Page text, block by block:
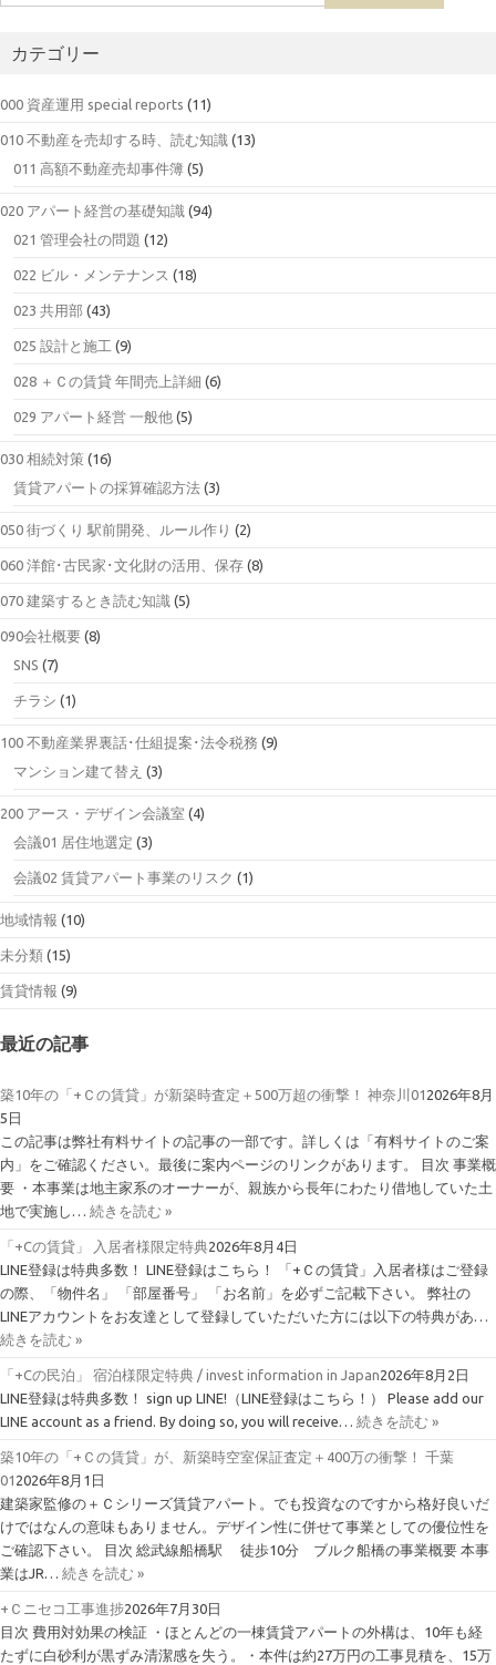
カテゴリー
000 資産運用 special reports (11)
010 不動産を売却する時、読む知識 (13)
011 高額不動産売却事件簿 (5)
020 アパート経営の基礎知識 (94)
021 管理会社の問題 (12)
022 ビル・メンテナンス (18)
023 共用部 (43)
025 設計と施工 (9)
028 ＋Ｃの賃貸 年間売上詳細 (6)
029 アパート経営 一般他 (5)
030 相続対策 (16)
賃貸アパートの採算確認方法 (3)
050 街づくり 駅前開発、ルール作り (2)
060 洋館･古民家･文化財の活用、保存 (8)
070 建築するとき読む知識 (5)
090会社概要 (8)
SNS (7)
チラシ (1)
100 不動産業界裏話･仕組提案･法令税務 (9)
マンション建て替え (3)
200 アース・デザイン会議室 (4)
会議01 居住地選定 (3)
会議02 賃貸アパート事業のリスク (1)
地域情報 (10)
未分類 (15)
賃貸情報 (9)
最近の記事
築10年の「+Ｃの賃貸」が新築時査定＋500万超の衝撃！ 神奈川01 2026年8月
5日
この記事は弊社有料サイトの記事の一部です。詳しくは「有料サイトのご案
内」をご確認ください。最後に案内ページのリンクがあります。 目次 事業概
要 ・本事業は地主家系のオーナーが、親族から長年にわたり借地していた土
地で実施し… 続きを読む »
「+Cの賃貸」 入居者様限定特典2026年8月4日
LINE登録は特典多数！ LINE登録はこちら！ 「+Ｃの賃貸」入居者様はご登録
の際、「物件名」 「部屋番号」 「お名前」を必ずご記載下さい。 弊社の
LINEアカウントをお友達として登録していただいた方には以下の特典があ…
続きを読む »
「+Cの民泊」 宿泊様限定特典 / invest information in Japan2026年8月2日
LINE登録は特典多数！ sign up LINE!（LINE登録はこちら！） Please add our
LINE account as a friend. By doing so, you will receive… 続きを読む »
築10年の「+Ｃの賃貸」が、新築時空室保証査定＋400万の衝撃！ 千葉
01 2026年8月1日
建築家監修の＋Ｃシリーズ賃貸アパート。でも投資なのですから格好良いだ
けではなんの意味もありません。デザイン性に併せて事業としての優位性を
ご確認下さい。 目次 総武線船橋駅 徒歩10分 ブルク船橋の事業概要 本事
業はJR… 続きを読む »
+Ｃニセコ工事進捗2026年7月30日
目次 費用対効果の検証 ・ほとんどの一棟賃貸アパートの外構は、10年も経
たずに白砂利が黒ずみ清潔感を失う。・本件は約27万円の工事見積を、15万